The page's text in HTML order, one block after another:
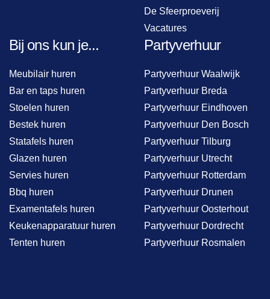
De Sfeerproeverij
Vacatures
Bij ons kun je...
Meubilair huren
Bar en taps huren
Stoelen huren
Bestek huren
Statafels huren
Glazen huren
Servies huren
Bbq huren
Examentafels huren
Keukenapparatuur huren
Tenten huren
Partyverhuur
Partyverhuur Waalwijk
Partyverhuur Breda
Partyverhuur Eindhoven
Partyverhuur Den Bosch
Partyverhuur Tilburg
Partyverhuur Utrecht
Partyverhuur Rotterdam
Partyverhuur Drunen
Partyverhuur Oosterhout
Partyverhuur Dordrecht
Partyverhuur Rosmalen